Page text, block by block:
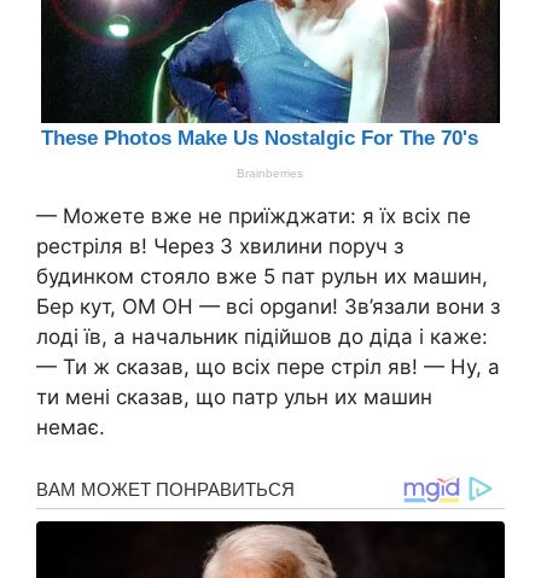
— Можете вже не приїжджати: я їх всіх пе
рестріля в! Через 3 хвилини поруч з
будинком стояло вже 5 пат рульн их машин,
Бер кут, ОМ ОН — всі орgаnи! Зв’язали вони з
лоді їв, а начальник підійшов до діда і каже:
— Ти ж сказав, що всіх пере стріл яв! — Ну, а
ти мені сказав, що патр ульн их машин
немає.